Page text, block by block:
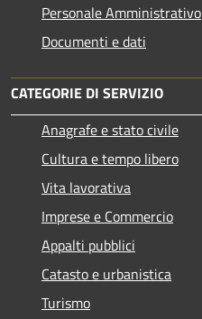
Personale Amministrativo
Documenti e dati
CATEGORIE DI SERVIZIO
Anagrafe e stato civile
Cultura e tempo libero
Vita lavorativa
Imprese e Commercio
Appalti pubblici
Catasto e urbanistica
Turismo